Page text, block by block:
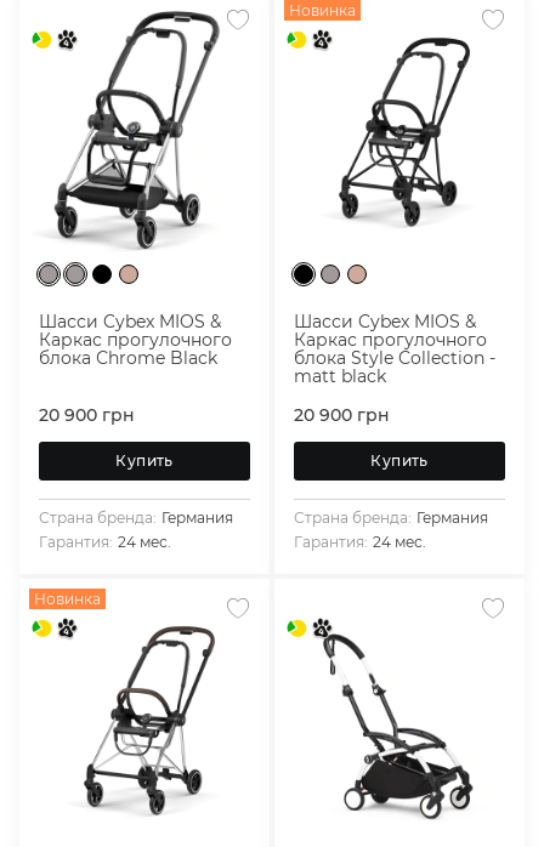
Шасси Cybex MIOS &
Каркас прогулочного
блока Сhrome Black
20 900 грн
Купить
Страна бренда: Германия
Гарантия: 24 мес.
Новинка
Шасси Cybex MIOS &
Каркас прогулочного
блока Style Collection -
matt black
20 900 грн
Купить
Страна бренда: Германия
Гарантия: 24 мес.
Новинка